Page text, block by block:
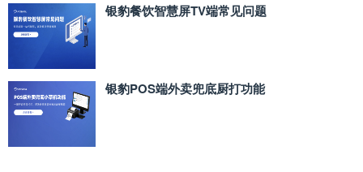
银豹餐饮智慧屏TV端常见问题
银豹POS端外卖兜底厨打功能